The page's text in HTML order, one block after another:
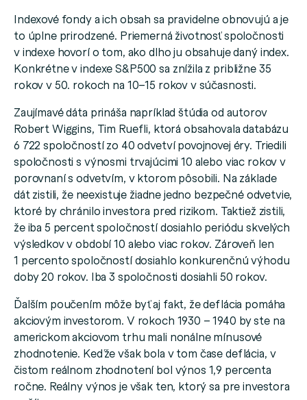
Indexové fondy a ich obsah sa pravidelne obnovujú a je
to úplne prirodzené. Priemerná životnosť spoločnosti
v indexe hovorí o tom, ako dlho ju obsahuje daný index.
Konkrétne v indexe S&P500 sa znížila z približne 35
rokov v 50. rokoch na 10–15 rokov v súčasnosti.
Zaujímavé dáta prináša napríklad štúdia od autorov
Robert Wiggins, Tim Ruefli, ktorá obsahovala databázu
6 722 spoločností zo 40 odvetví povojnovej éry. Triedili
spoločnosti s výnosmi trvajúcimi 10 alebo viac rokov v
porovnaní s odvetvím, v ktorom pôsobili. Na základe
dát zistili, že neexistuje žiadne jedno bezpečné odvetvie,
ktoré by chránilo investora pred rizikom. Taktiež zistili,
že iba 5 percent spoločností dosiahlo periódu skvelých
výsledkov v období 10 alebo viac rokov. Zároveň len
1 percento spoločností dosiahlo konkurenčnú výhodu
doby 20 rokov. Iba 3 spoločnosti dosiahli 50 rokov.
Ďalším poučením môže byť aj fakt, že deflácia pomáha
akciovým investorom. V rokoch 1930 – 1940 by ste na
americkom akciovom trhu mali nonálne mínusové
zhodnotenie. Keďže však bola v tom čase deflácia, v
čistom reálnom zhodnotení bol výnos 1,9 percenta
ročne. Reálny výnos je však ten, ktorý sa pre investora